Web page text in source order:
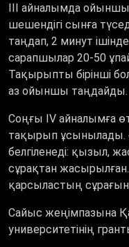
ІІІ айналымда
шешендігі сынға
таңдап, 2 минут
сарапшылар 20-50
Тақырыпты бірінші
аз ойыншы таңдайды.
Соңғы ІV айналымға
тақырып ұсынылады.
белгіленеді: қызыл,
сұрақтан
қарсыластың
Сайыс жеңімпазына
университетінің